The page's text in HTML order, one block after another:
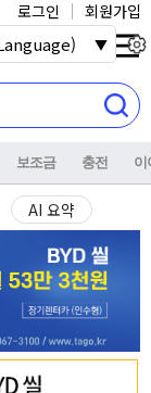
로그인 회원가입
보조금 충전 이
AI 요약